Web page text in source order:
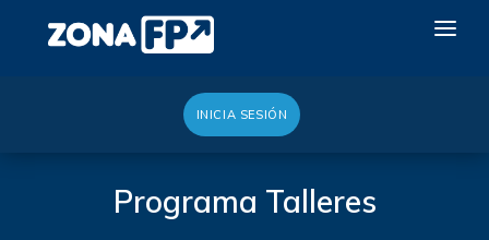
INICIA SESIÓN
Programa Talleres